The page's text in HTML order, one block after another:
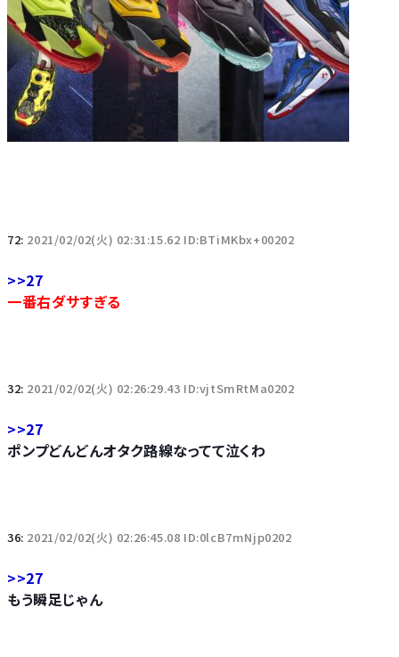
72: 2021/02/02(火) 02:31:15.62 ID:BTiMKbx+00202
>>27
一番右ダサすぎる
32: 2021/02/02(火) 02:26:29.43 ID:vjtSmRtMa0202
>>27
ポンプどんどんオタク路線なってて泣くわ
36: 2021/02/02(火) 02:26:45.08 ID:0lcB7mNjp0202
>>27
もう瞬足じゃん